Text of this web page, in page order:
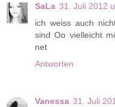
SaLa 31. Juli 2012
ich weiss auch
sind Oo vielleicht
net
Antworten
Vanessa 31. Juli